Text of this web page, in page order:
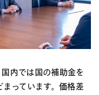
内では国の補助金を
っています。価格差